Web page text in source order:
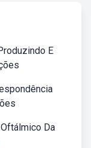
E
Da